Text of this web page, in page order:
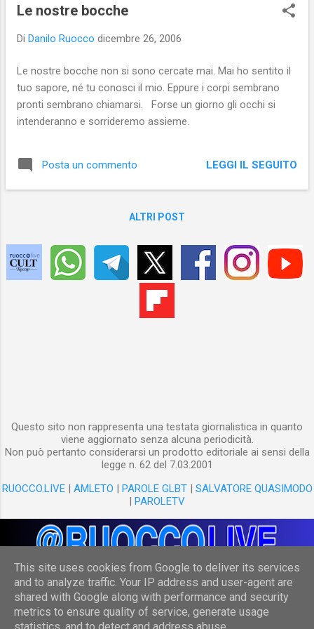
Le nostre bocche
Di Danilo Ruocco dicembre 26, 2006
Le nostre bocche non si sono cercate mai. Mai ho sentito il
tuo sapore, né tu conosci il mio. Eppure i corpi sembrano
pronti sembrano chiamarsi. Forse un giorno gli occhi si
intenderanno e sorrideremo assieme.
Posta un commento LEGGI IL SEGUITO
ALTRI POST
Questo sito non rappresenta una testata giornalistica in quanto
viene aggiornato senza alcuna periodicità.
Non può pertanto considerarsi un prodotto editoriale ai sensi della
legge n. 62 del 7.03.2001
RUOCCO.LIVE| AMLETO | PAROLE GLBT| SALVATORE QUASIMODO
| PAROLETV
Powered by Blogger
(c) Danilo Ruocco
This site uses cookies from Google to deliver its services
and to analyze traffic. Your IP address and user-agent are
shared with Google along with performance and security
metrics to ensure quality of service, generate usage